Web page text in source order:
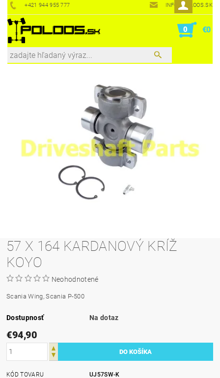
+421 944 955 777 INFO@POLOOS.SK
0 €0
57 X 164 KARDANOVÝ KRÍŽ
KOYO
Neohodnotené
Scania Wing, Scania P-500
Dostupnosť Na dotaz
€94,90
KÓD TOVARU
UJ57SW-K